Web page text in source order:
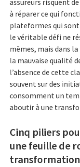
assureurs risquent
à réparer ce qui
plateformes qui sont
le véritable défi ne
mêmes, mais dans
la mauvaise qualité
l’absence de cette
souvent sur des
consomment un
aboutir à une
Cinq piliers
une feuille de